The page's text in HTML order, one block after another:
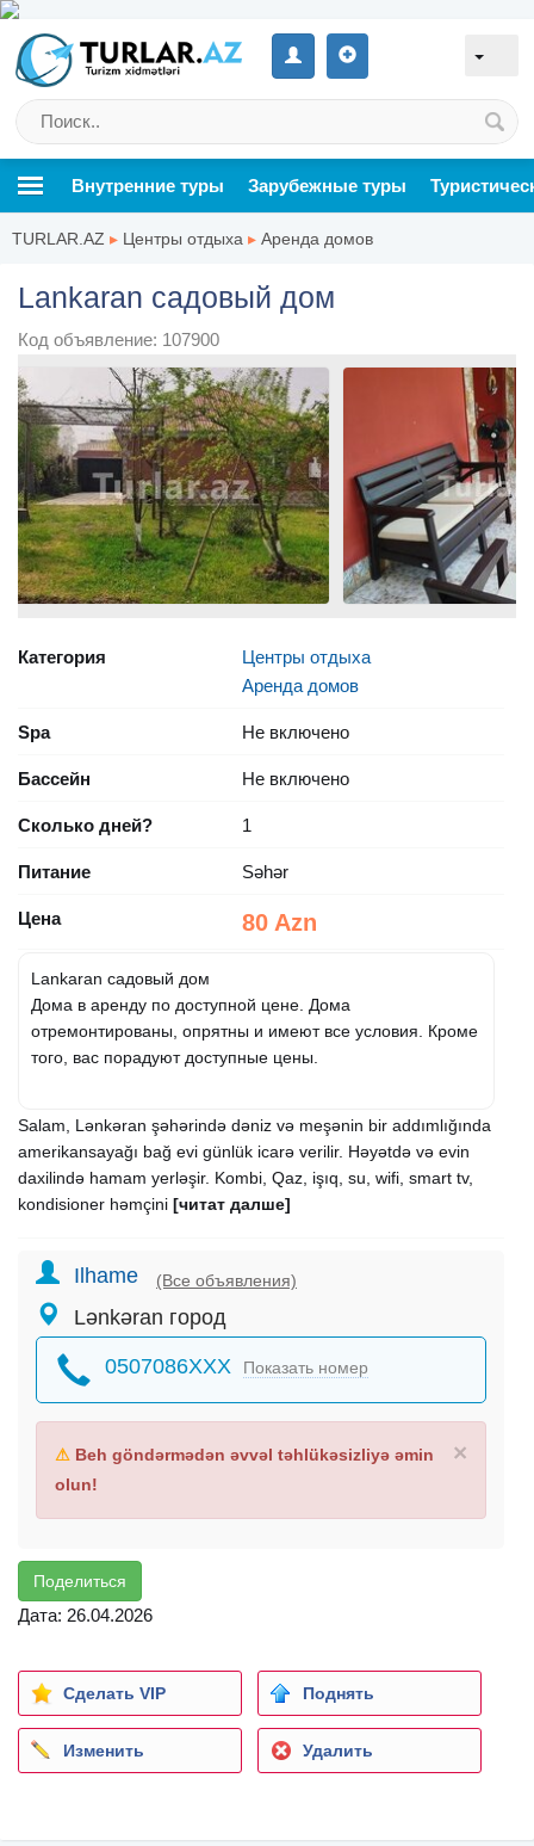
Внутренние туры Зарубежные туры
TURLAR.AZ ▸ Центры отдыха ▸ Аренда домов
Lankaran садовый дом
Код объявление: 107900
Категория
Центры отдыха
Аренда домов
Spa Не включено
Бассейн Не включено
Сколько дней? 1
Питание Səhər
Цена 80 Azn
Lankaran садовый дом
Дома в аренду по доступной цене. Дома
отремонтированы, опрятны и имеют все условия. Кроме
того, вас порадуют доступные цены.
Salam, Lənkəran şəhərində dəniz və meşənin bir addımlığında
amerikansayağı bağ evi günlük icarə verilir. Həyətdə və evin
daxilində hamam yerləşir. Kombi, Qaz, işıq, su, wifi, smart tv,
kondisioner həmçini [читат далше]
Ilhame (Все объявления)
Lənkəran город
0507086XXX Показать номер
×
⚠ Beh göndərmədən əvvəl təhlükəsizliyə əmin
olun!
Поделиться
Дата: 26.04.2026
Сделать VIP Поднять
Изменить Удалить